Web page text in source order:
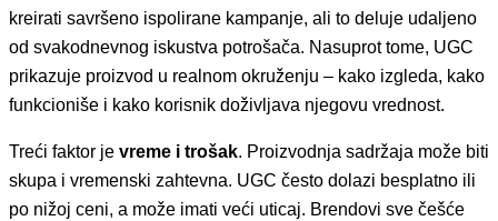
kreirati savršeno ispolirane kampanje, ali to deluje udaljeno
od svakodnevnog iskustva potrošača. Nasuprot tome, UGC
prikazuje proizvod u realnom okruženju – kako izgleda, kako
funkcioniše i kako korisnik doživljava njegovu vrednost.
Treći faktor je vreme i trošak. Proizvodnja sadržaja može biti
skupa i vremenski zahtevna. UGC često dolazi besplatno ili
po nižoj ceni, a može imati veći uticaj. Brendovi sve češće